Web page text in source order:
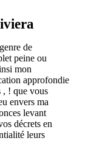
de
peine ou
mon
approfondie
, ! que vous
envers ma
levant
décrets en
leurs